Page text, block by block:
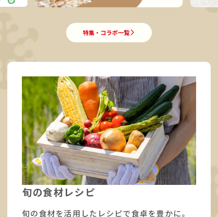
特集・コラボ一覧
旬の食材レシピ
旬の食材を活用したレシピで食卓を豊かに。